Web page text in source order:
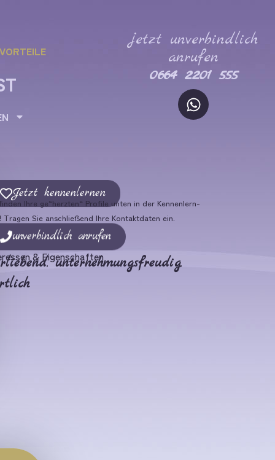
VORTEILE
jetzt unverbindlich
anrufen
0664 2201 555
Jetzt kennenlernen
Ihre ge“herzten“ Profile unten in der Kennenlern-
Tragen Sie anschließend Ihre Kontaktdaten ein.
unverbindlich anrufen
& Eigenschaften
,unternehmungsfreudig,